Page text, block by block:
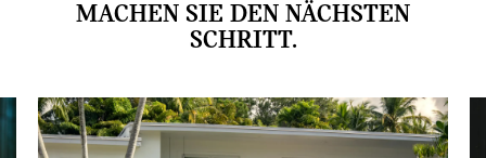
MACHEN SIE DEN NÄCHSTEN
SCHRITT.